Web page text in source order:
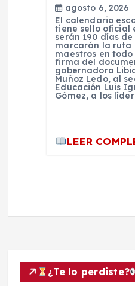
agosto 6, 2026
El calendario
tiene sello oficial
serán 190 días
marcarán la ruta
maestros en todo
firma del
gobernadora
Muñoz Ledo, al
Educación Luis
Gómez, a los
LEER
¿Te lo perdiste?